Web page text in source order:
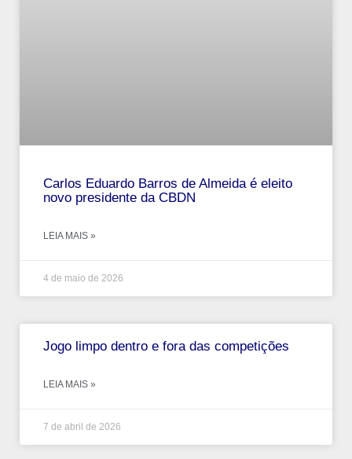
Carlos Eduardo Barros de Almeida é eleito
novo presidente da CBDN
LEIA MAIS »
4 de maio de 2026
Jogo limpo dentro e fora das competições
LEIA MAIS »
7 de abril de 2026